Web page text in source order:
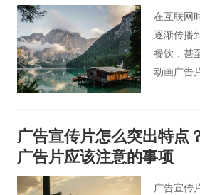
在互联网
逐渐传播
餐饮，甚
动画广告
广告宣传片怎么突出特点
广告片应该注意的事项
广告宣传